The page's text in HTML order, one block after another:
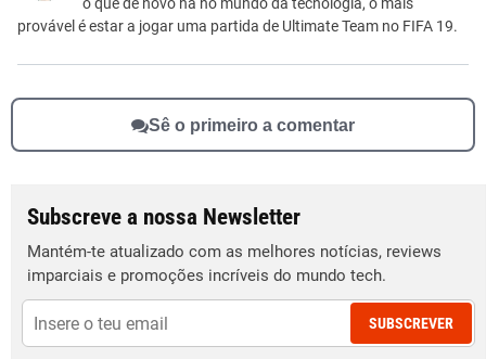
o que de novo há no mundo da tecnologia, o mais
provável é estar a jogar uma partida de Ultimate Team no FIFA 19.
Sê o primeiro a comentar
Subscreve a nossa Newsletter
Mantém-te atualizado com as melhores notícias, reviews
imparciais e promoções incríveis do mundo tech.
SUBSCREVER